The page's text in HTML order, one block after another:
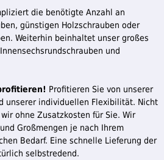
die benötigte Anzahl an
günstigen Holzschrauben oder
Weiterhin beinhaltet unser großes
und
Profitieren Sie von unserer
unserer individuellen Flexibilität. Nicht
ohne Zusatzkosten für Sie. Wir
Großmengen je nach Ihrem
Bedarf. Eine schnelle Lieferung der
selbstredend.